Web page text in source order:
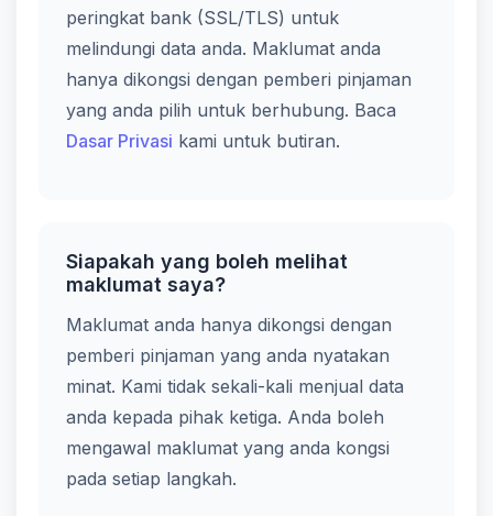
peringkat bank (SSL/TLS) untuk
melindungi data anda. Maklumat anda
hanya dikongsi dengan pemberi pinjaman
yang anda pilih untuk berhubung. Baca
Dasar Privasi kami untuk butiran.
Siapakah yang boleh melihat
maklumat saya?
Maklumat anda hanya dikongsi dengan
pemberi pinjaman yang anda nyatakan
minat. Kami tidak sekali-kali menjual data
anda kepada pihak ketiga. Anda boleh
mengawal maklumat yang anda kongsi
pada setiap langkah.